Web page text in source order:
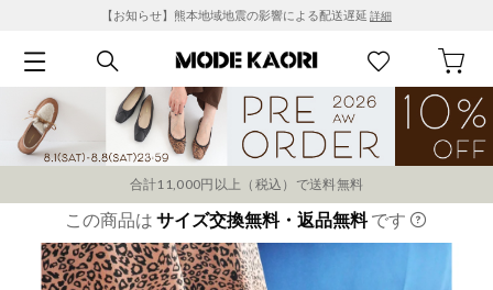
【お知らせ】熊本地域地震の影響による配送遅延 詳細
合計11,000円以上（税込）で送料無料
この商品は サイズ交換無料・返品無料です